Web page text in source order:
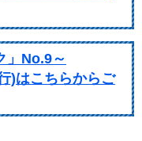
」No.9～
)はこちらからご